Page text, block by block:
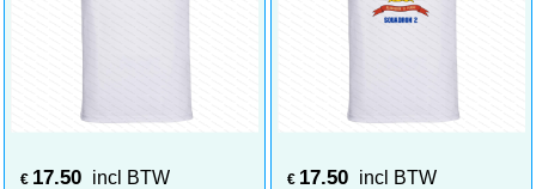
€ 17.50 incl BTW
€ 17.50 incl BTW